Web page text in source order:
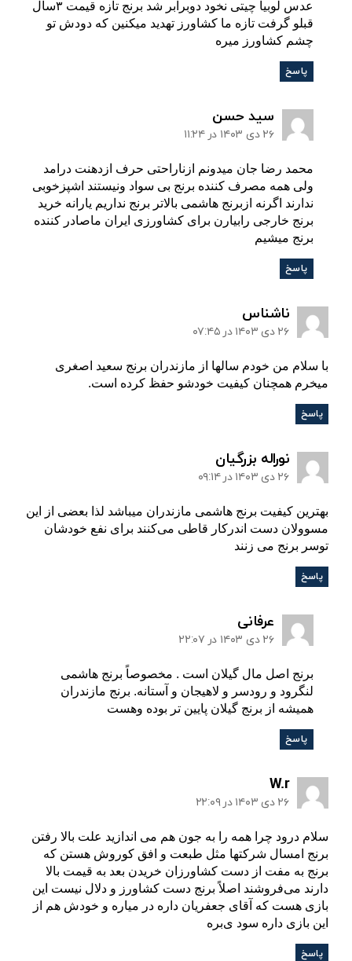
عدس لوبیا چیتی نخود دوبرابر شد برنج تازه قیمت ۳سال
قبلو گرفت تازه ما کشاورز تهدید میکنین که دودش تو
چشم کشاورز میره
پاسخ
سید حسن
:
۲۶ دی ۱۴۰۳ در ۱۱:۲۴
محمد رضا جان میدونم ازناراحتی حرف ازدهنت درامد
ولی همه مصرف کننده برنج بی سواد ونیستند اشپزخوبی
ندارند اگرنه ازبرنج هاشمی بالاتر برنج نداریم یارانه خرید
برنج خارجی رابیارن برای کشاورزی ایران ماصادر کننده
برنج میشیم
پاسخ
ناشناس
۲۶ دی ۱۴۰۳ در ۰۷:۴۵
با سلام من خودم سالها از مازندران برنج سعید اصغری
میخرم همچنان کیفیت خودشو حفظ کرده است.
پاسخ
نوراله بزرگیان
۲۶ دی ۱۴۰۳ در ۰۹:۱۴
بهترین کیفیت برنج هاشمی مازندران میباشد لذا بعضی از این
مسوولان دست اندرکار قاطی می‌کنند برای نفع خودشان
توسر برنج می زنند
پاسخ
عرفانی
۲۶ دی ۱۴۰۳ در ۲۲:۰۷
برنج اصل مال گیلان است . مخصوصاً برنج هاشمی
لنگرود و رودسر و لاهیجان و آستانه. برنج مازندران
همیشه از برنج گیلان پایین تر بوده وهست
پاسخ
W.r
:
۲۶ دی ۱۴۰۳ در ۲۲:۰۹
سلام درود چرا همه را به جون هم می اندازید علت بالا رفتن
برنج امسال شرکتها مثل طبعت و افق کوروش هستن که
برنج به مفت از دست کشاورزان خریدن بعد به قیمت بالا
دارند می‌فروشند اصلاً برنج دست کشاورز و دلال نیست این
بازی هست که آقای جعفریان داره در میاره و خودش هم از
این بازی داره سود ی‌بره
پاسخ